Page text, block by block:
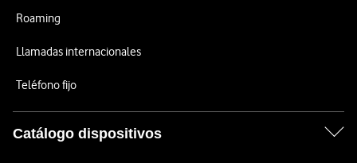
Roaming
Llamadas internacionales
Teléfono fijo
Catálogo dispositivos